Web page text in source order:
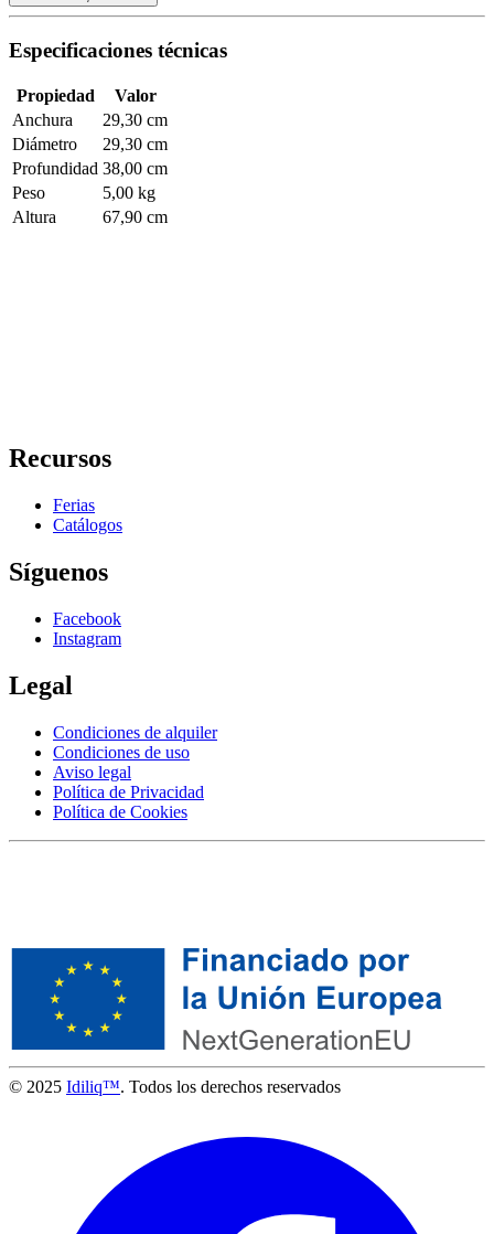
Especificaciones técnicas
Propiedad
Valor
Anchura
29,30 cm
Diámetro
29,30 cm
Profundidad 38,00 cm
Peso
5,00 kg
Altura
67,90 cm
Recursos
Ferias
Catálogos
Síguenos
Facebook
Instagram
Legal
Condiciones de alquiler
Condiciones de uso
Aviso legal
Política de Privacidad
Política de Cookies
© 2025 Idiliq™. Todos los derechos reservados